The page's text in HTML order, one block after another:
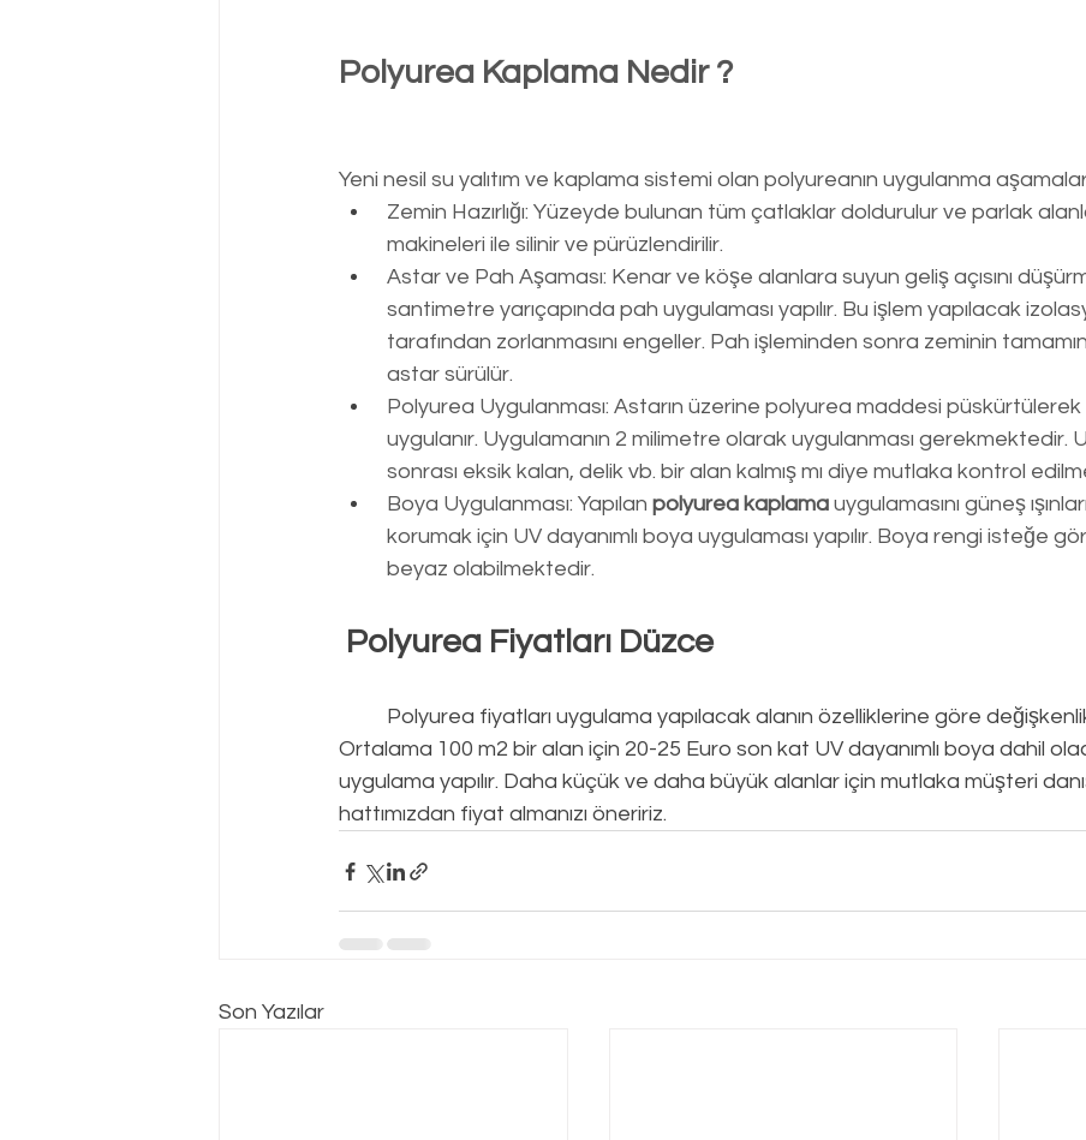
Polyurea Kaplama Nedir ?
Yeni nesil su yalıtım ve kaplama sistemi olan polyureanın uygulanma
Zemin Hazırlığı: Yüzeyde bulunan tüm çatlaklar doldurulur ve parlak
makineleri ile silinir ve pürüzlendirilir.
Astar ve Pah Aşaması: Kenar ve köşe alanlara suyun geliş açısını
santimetre yarıçapında pah uygulaması yapılır. Bu işlem yapılacak
tarafından zorlanmasını engeller. Pah işleminden sonra zeminin
astar sürülür.
Polyurea Uygulanması: Astarın üzerine polyurea maddesi püskürtülerek
uygulanır. Uygulamanın 2 milimetre olarak uygulanması gerekmektedir.
sonrası eksik kalan, delik vb. bir alan kalmış mı diye mutlaka kontrol
Boya Uygulanması: Yapılan polyurea kaplama uygulamasını güneş
korumak için UV dayanımlı boya uygulaması yapılır. Boya rengi isteğe
beyaz olabilmektedir.
Polyurea Fiyatları Düzce
Polyurea fiyatları uygulama yapılacak alanın özelliklerine göre
Ortalama 100 m2 bir alan için 20-25 Euro son kat UV dayanımlı boya dahil
uygulama yapılır. Daha küçük ve daha büyük alanlar için mutlaka müşteri
hattımızdan fiyat almanızı öneririz.
Son Yazılar